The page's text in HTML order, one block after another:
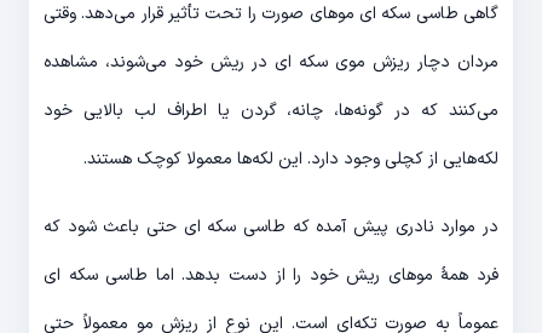
گاهی طاسی سکه ای موهای صورت را تحت تأثیر قرار می‌دهد. وقتی
مردان دچار ریزش موی سکه ای در ریش خود می‌شوند، مشاهده
می‌کنند که در گونه‌ها، چانه‌، گردن یا اطراف لب بالایی خود
لکه‌هایی از کچلی وجود دارد. این لکه‌ها معمولا کوچک هستند.
در موارد نادری پیش آمده که طاسی سکه ای حتی باعث شود که
فرد همۀ موهای ریش خود را از دست بدهد. اما طاسی سکه ای
عموماً به صورت تکه‌ای است. این نوع از ریزش مو معمولاً حتی